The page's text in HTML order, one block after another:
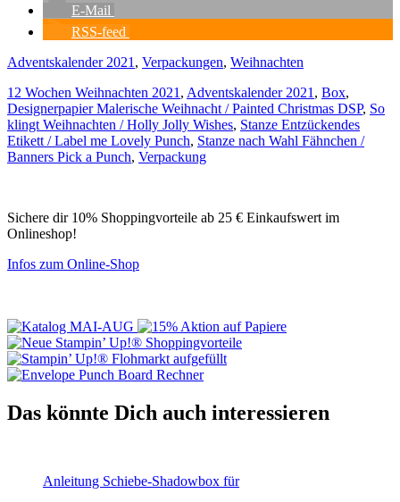
E-Mail
RSS-feed
Adventskalender 2021 , Verpackungen, Weihnachten
12 Wochen Weihnachten 2021 , Adventskalender 2021 , Box,
Designerpapier Malerische Weihnacht / Painted Christmas DSP, So
klingt Weihnachten / Holly Jolly Wishes, Stanze Entzückendes
Etikett / Label me Lovely Punch, Stanze nach Wahl Fähnchen /
Banners Pick a Punch, Verpackung
Sichere dir 10% Shoppingvorteile ab 25 € Einkaufswert im
Onlineshop!
Infos zum Online-Shop
Das könnte Dich auch interessieren
Anleitung Schiebe-Shadowbox für